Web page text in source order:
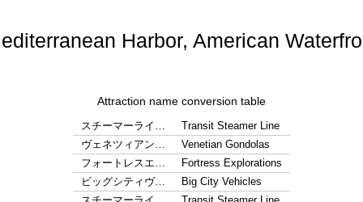
Harbor, American
Attraction name conversion table
スチーマーライ…
Transit Steamer Line
ヴェネツィアン…
Venetian Gondolas
フォートレスエ…
Fortress Explorations
ビッグシティヴ…
Big City Vehicles